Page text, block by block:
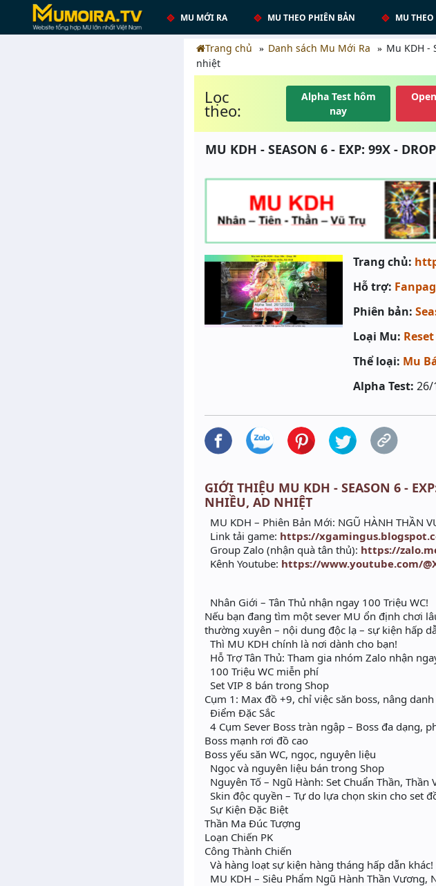
MU MỚI RA MU THEO PHIÊN BẢN MU
Trang chủ Danh sách Mu Mới Ra
Mu KDH -
nhiệt
Lọc
theo:
Alpha Test hôm
nay
MU KDH - SEASON 6 - EXP: 99X -
Trang chủ:
Hỗ trợ:
Phiên bản:
Loại Mu:
Thể loại: Mu
Alpha Test: 26/
GIỚI THIỆU MU KDH - SEASON 6 -
NHIỀU, AD NHIỆT
MU KDH – Phiên Bản Mới: NGŨ HÀNH THẦN
Link tải game: https://
Group Zalo (nhận quà tân thủ): https://
Kênh Youtube: https://www.youtube.com/
Nhân Giới – Tân Thủ nhận ngay 100 Triệu WC!
Nếu bạn đang tìm một sever MU ổn định chơi
thường xuyên – nội dung độc lạ – sự kiện hấp
Thì MU KDH chính là nơi dành cho bạn!
Hỗ Trợ Tân Thủ: Tham gia nhóm Zalo nhận
100 Triệu WC miễn phí
Set VIP 8 bán trong Shop
Cụm 1: Max đồ +9, chỉ việc săn boss, nâng
Điểm Đặc Sắc
4 Cụm Sever Boss tràn ngập – Boss đa dạng,
Boss mạnh rơi đồ cao
Boss yếu săn WC, ngọc, nguyên liệu
Ngọc và nguyên liệu bán trong Shop
Nguyên Tố – Ngũ Hành: Set Chuẩn Thần,
Skin độc quyền – Tự do lựa chọn skin cho set
Sự Kiện Đặc Biệt
Thần Ma Đúc Tượng
Loạn Chiến PK
Công Thành Chiến
Và hàng loạt sự kiện hàng tháng hấp dẫn khác!
MU KDH – Siêu Phẩm Ngũ Hành Thần Vương,